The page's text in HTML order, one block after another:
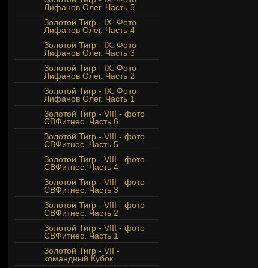
Лифанов Олег. Часть 5
Золотой Тигр - IX. Фото
Лифанов Олег. Часть 4
Золотой Тигр - IX. Фото
Лифанов Олег. Часть 3
Золотой Тигр - IX. Фото
Лифанов Олег. Часть 2
Золотой Тигр - IX. Фото
Лифанов Олег. Часть 1
Золотой Тигр - VIII - фото
СВФитнес. Часть 6
Золотой Тигр - VIII - фото
СВФитнес. Часть 5
Золотой Тигр - VIII - фото
СВФитнес. Часть 4
Золотой Тигр - VIII - фото
СВФитнес. Часть 3
Золотой Тигр - VIII - фото
СВФитнес. Часть 2
Золотой Тигр - VIII - фото
СВФитнес. Часть 1
Золотой Тигр - VII -
командный Кубок.